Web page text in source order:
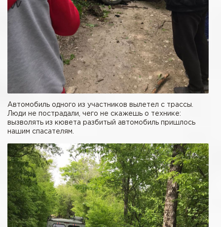
Автомобиль одного из участников вылетел с трассы.
Люди не пострадали, чего не скажешь о технике:
вызволять из кювета разбитый автомобиль пришлось
нашим спасателям.